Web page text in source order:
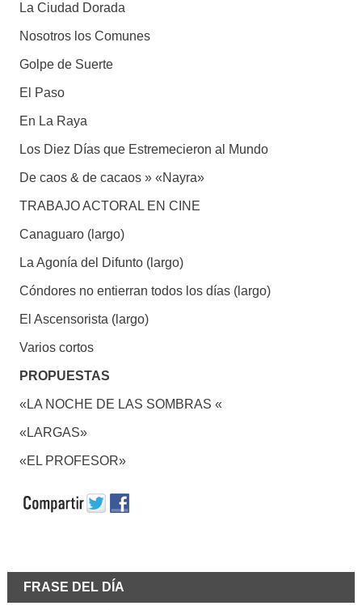
La Ciudad Dorada
Nosotros los Comunes
Golpe de Suerte
El Paso
En La Raya
Los Diez Días que Estremecieron al Mundo
De caos & de cacaos » «Nayra»
TRABAJO ACTORAL EN CINE
Canaguaro (largo)
La Agonía del Difunto (largo)
Cóndores no entierran todos los días (largo)
El Ascensorista (largo)
Varios cortos
PROPUESTAS
«LA NOCHE DE LAS SOMBRAS «
«LARGAS»
«EL PROFESOR»
FRASE DEL DÍA